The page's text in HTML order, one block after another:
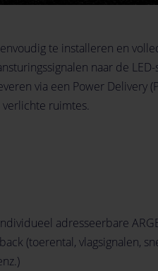
te installeren en
naar de
via een Power Delivery
ruimtes.
adresseerbare
(toerental, vlagsignalen,